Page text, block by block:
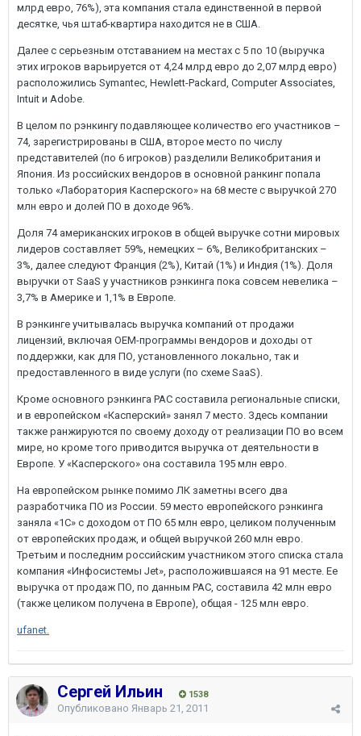
млрд евро, 76%), эта компания стала единственной в первой
десятке, чья штаб-квартира находится не в США.
Далее с серьезным отставанием на местах с 5 по 10 (выручка
этих игроков варьируется от 4,24 млрд евро до 2,07 млрд евро)
расположились Symantec, Hewlett-Packard, Computer Associates,
Intuit и Adobe.
В целом по рэнкингу подавляющее количество его участников –
74, зарегистрированы в США, второе место по числу
представителей (по 6 игроков) разделили Великобритания и
Япония. Из российских вендоров в основной ранкинг попала
только «Лаборатория Касперского» на 68 месте с выручкой 270
млн евро и долей ПО в доходе 96%.
Доля 74 американских игроков в общей выручке сотни мировых
лидеров составляет 59%, немецких – 6%, Великобританских –
3%, далее следуют Франция (2%), Китай (1%) и Индия (1%). Доля
выручки от SaaS у участников рэнкинга пока совсем невелика –
3,7% в Америке и 1,1% в Европе.
В рэнкинге учитывалась выручка компаний от продажи
лицензий, включая OEM-программы вендоров и доходы от
поддержки, как для ПО, установленного локально, так и
предоставленного в виде услуги (по схеме SaaS).
Кроме основного рэнкинга PAC составила региональные списки,
и в европейском «Касперский» занял 7 место. Здесь компании
также ранжируются по своему доходу от реализации ПО во всем
мире, но кроме того приводится выручка от деятельности в
Европе. У «Касперского» она составила 195 млн евро.
На европейском рынке помимо ЛК заметны всего два
разработчика ПО из России. 59 место европейского рэнкинга
заняла «1С» с доходом от ПО 65 млн евро, целиком полученным
от европейских продаж, и общей выручкой 260 млн евро.
Третьим и последним российским участником этого списка стала
компания «Инфосистемы Jet», расположившаяся на 91 месте. Ее
выручка от продаж ПО, по данным PAC, составила 42 млн евро
(также целиком получена в Европе), общая - 125 млн евро.
ufanet.
Сергей Ильин 1538
Опубликовано Январь 21, 2011